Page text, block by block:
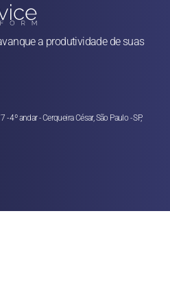
a produtividade de suas
4º andar - Cerqueira César, São Paulo - SP,